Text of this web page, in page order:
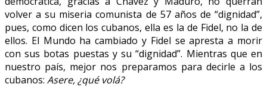
volver a su miseria comunista de 57 años de “dignidad”,
pues, como dicen los cubanos, ella es la de Fidel, no la de
ellos. El Mundo ha cambiado y Fidel se apresta a morir
con sus botas puestas y su “dignidad”. Mientras que en
nuestro país, mejor nos preparamos para decirle a los
cubanos: Asere, ¿qué volá?